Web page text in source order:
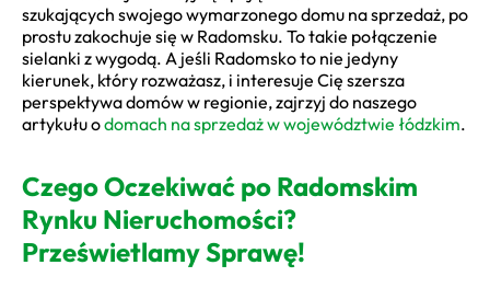
szukających swojego wymarzonego domu na sprzedaż, po
prostu zakochuje się w Radomsku. To takie połączenie
sielanki z wygodą. A jeśli Radomsko to nie jedyny
kierunek, który rozważasz, i interesuje Cię szersza
perspektywa domów w regionie, zajrzyj do naszego
artykułu odomach na sprzedaż w województwie łódzkim.
Czego Oczekiwać po Radomskim
Rynku Nieruchomości?
Prześwietlamy Sprawę!